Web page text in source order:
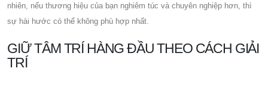
nhiên, nếu thương hiệu của bạn nghiêm túc và chuyên nghiệp hơn, thì
sự hài hước có thể không phù hợp nhất.
GIỮ TÂM TRÍ HÀNG ĐẦU THEO CÁCH GIẢI
TRÍ